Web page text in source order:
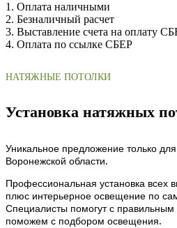
1. Оплата наличными
2. Безналичный расчет
3. Выставление счета на оплату
4. Оплата по ссылке СБЕР
НАТЯЖНЫЕ ПОТОЛКИ
Установка натяжных
Уникальное предложение только
Воронежской области.
Профессиональная установка всех
плюс интерьерное освещение по
Специалисты помогут с
поможем с подбором освещения.